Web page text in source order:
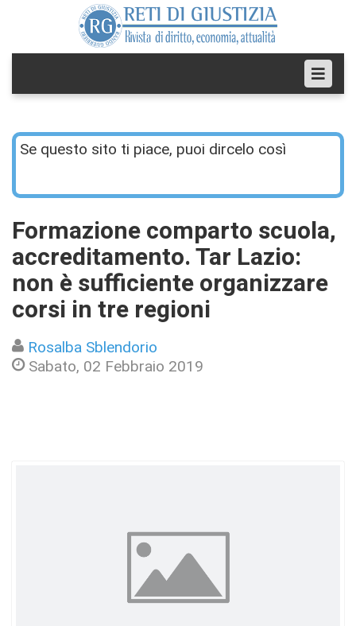
Se questo sito ti piace, puoi dircelo così
Formazione comparto scuola,
accreditamento. Tar Lazio:
non è sufficiente organizzare
corsi in tre regioni
Rosalba Sblendorio
Sabato, 02 Febbraio 2019